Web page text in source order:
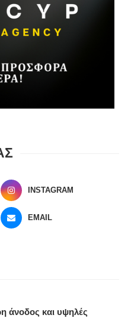
INSTAGRAM
EMAIL
άνοδος και υψηλές